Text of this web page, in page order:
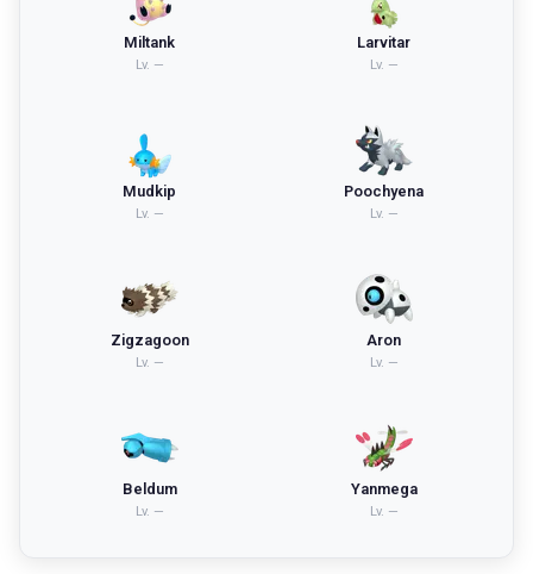
Miltank
Lv. —
Larvitar
Lv. —
Mudkip
Lv. —
Poochyena
Lv. —
Zigzagoon
Lv. —
Aron
Lv. —
Beldum
Lv. —
Yanmega
Lv. —